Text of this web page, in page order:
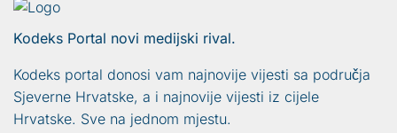
Kodeks Portal novi medijski rival.
Kodeks portal donosi vam najnovije vijesti sa područja
Sjeverne Hrvatske, a i najnovije vijesti iz cijele
Hrvatske. Sve na jednom mjestu.